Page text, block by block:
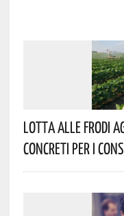
Lotta Alle Frodi
Concreti Per I